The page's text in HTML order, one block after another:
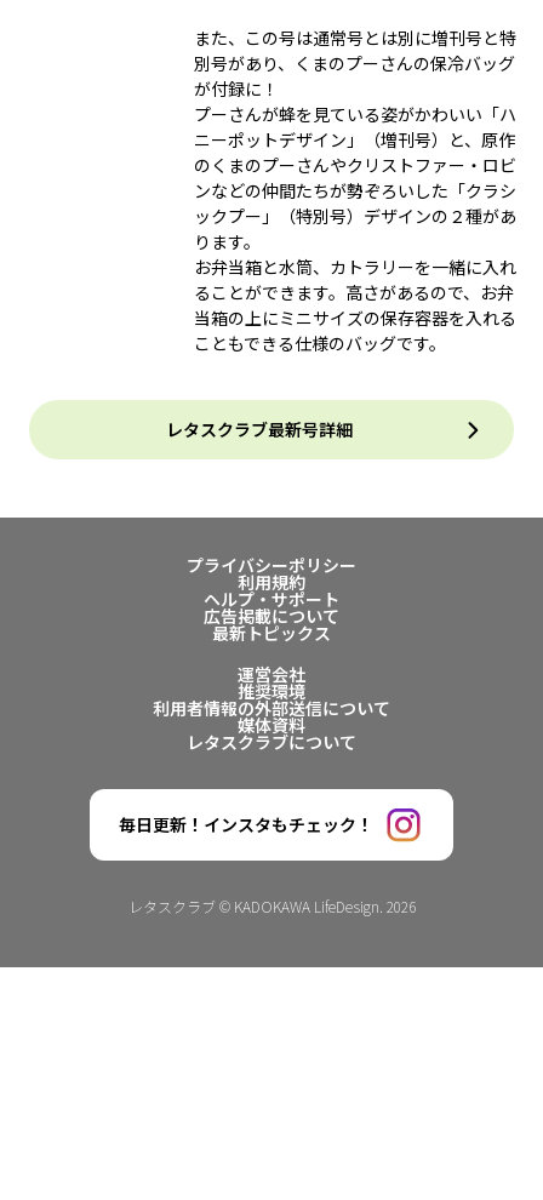
また、この号は通常号とは別に増刊号と特
別号があり、くまのプーさんの保冷バッグ
が付録に！
プーさんが蜂を見ている姿がかわいい「ハ
ニーポットデザイン」（増刊号）と、原作
のくまのプーさんやクリストファー・ロビ
ンなどの仲間たちが勢ぞろいした「クラシ
ックプー」（特別号）デザインの２種があ
ります。
お弁当箱と水筒、カトラリーを一緒に入れ
ることができます。高さがあるので、お弁
当箱の上にミニサイズの保存容器を入れる
こともできる仕様のバッグです。
レタスクラブ最新号詳細
プライバシーポリシー
利用規約
ヘルプ・サポート
広告掲載について
最新トピックス
運営会社
推奨環境
利用者情報の外部送信について
媒体資料
レタスクラブについて
毎日更新！インスタもチェック！
レタスクラブ © KADOKAWA LifeDesign. 2026